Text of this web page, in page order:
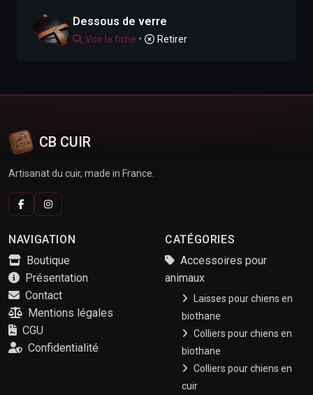
Dessous de verre
Voir la fiche • Retirer
CB CUIR
Artisanat du cuir, made in France.
NAVIGATION
Boutique
Présentation
Contact
Mentions légales
CGU
Confidentialité
CATÉGORIES
Accessoires pour
animaux
Laisses pour chiens en
biothane
Colliers pour chiens en
biothane
Colliers pour chiens en
cuir